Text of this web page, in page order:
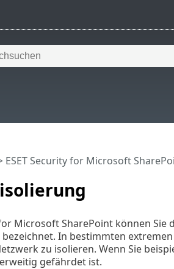
ESET Security for Microsoft
Microsoft SharePoint können
In bestimmten
zu isolieren. Wenn Sie
gefährdet ist.